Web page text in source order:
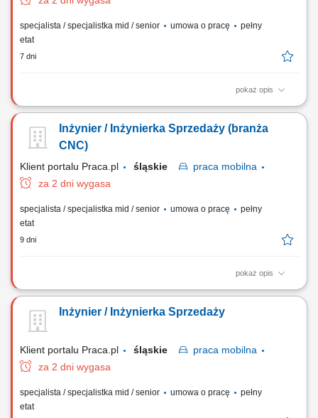
specjalista / specjalistka mid / senior umowa o pracę
pełny
etat
7 dni
pokaż opis
Twój zakres obowiązków: Rozwój sprzedaży narzędzi i
profesjonalnych relacji oraz wspieranie klientów w ich rozwoju;
Pozyskanie w regionie nowych klientów; Doradztwo w doborze
Inżynier / Inżynierka Sprzedaży (branża
CNC)
Klient portalu Praca.pl śląskie praca mobilna
za 2 dni wygasa
specjalista / specjalistka mid / senior umowa o pracę
pełny
etat
9 dni
pokaż opis
Realizacja strategii sprzedażowej w zakresie nowoczesnego
obszarze. Identyfikowanie potrzeb technologicznych klientów oraz
doradztwo techniczno-handlowe ukierunkowane na optymalizację
Inżynier / Inżynierka Sprzedaży
Klient portalu Praca.pl śląskie praca mobilna
za 2 dni wygasa
specjalista / specjalistka mid / senior umowa o pracę
pełny
etat